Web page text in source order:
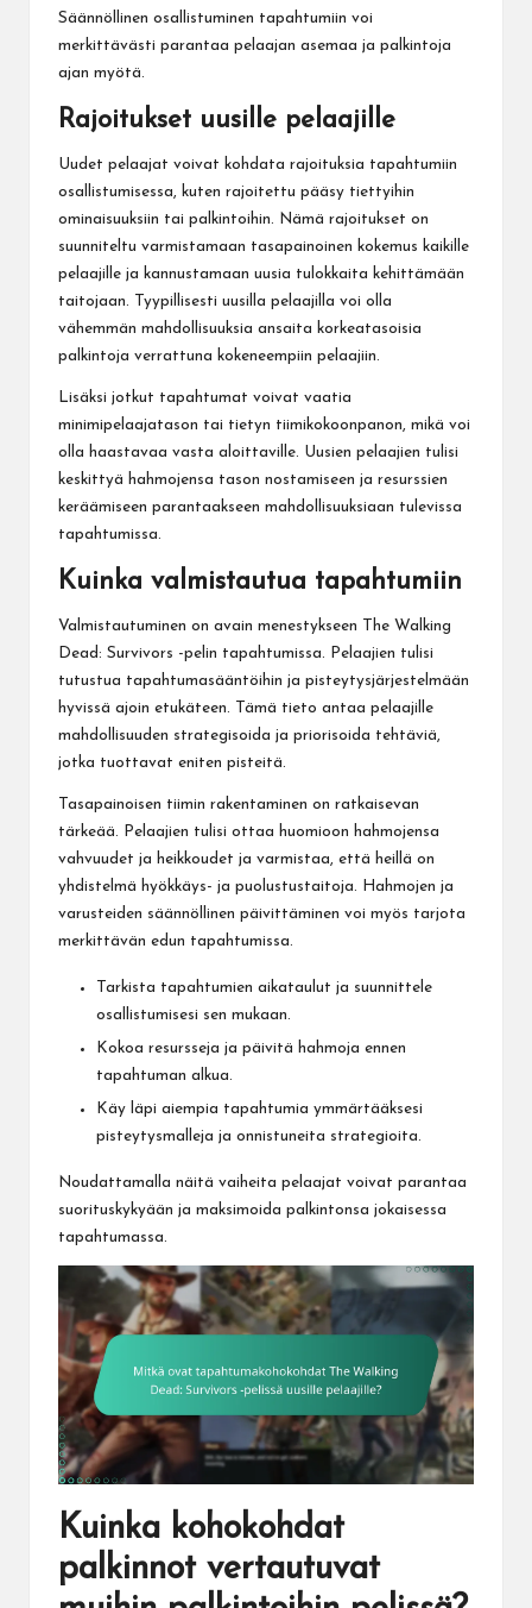
Säännöllinen osallistuminen tapahtumiin voi
merkittävästi parantaa pelaajan asemaa ja palkintoja
ajan myötä.
Rajoitukset uusille pelaajille
Uudet pelaajat voivat kohdata rajoituksia tapahtumiin
osallistumisessa, kuten rajoitettu pääsy tiettyihin
ominaisuuksiin tai palkintoihin. Nämä rajoitukset on
suunniteltu varmistamaan tasapainoinen kokemus kaikille
pelaajille ja kannustamaan uusia tulokkaita kehittämään
taitojaan. Tyypillisesti uusilla pelaajilla voi olla
vähemmän mahdollisuuksia ansaita korkeatasoisia
palkintoja verrattuna kokeneempiin pelaajiin.
Lisäksi jotkut tapahtumat voivat vaatia
minimipelaajatason tai tietyn tiimikokoonpanon, mikä voi
olla haastavaa vasta aloittaville. Uusien pelaajien tulisi
keskittyä hahmojensa tason nostamiseen ja resurssien
keräämiseen parantaakseen mahdollisuuksiaan tulevissa
tapahtumissa.
Kuinka valmistautua tapahtumiin
Valmistautuminen on avain menestykseen The Walking
Dead: Survivors -pelin tapahtumissa. Pelaajien tulisi
tutustua tapahtumasääntöihin ja pisteytysjärjestelmään
hyvissä ajoin etukäteen. Tämä tieto antaa pelaajille
mahdollisuuden strategisoida ja priorisoida tehtäviä,
jotka tuottavat eniten pisteitä.
Tasapainoisen tiimin rakentaminen on ratkaisevan
tärkeää. Pelaajien tulisi ottaa huomioon hahmojensa
vahvuudet ja heikkoudet ja varmistaa, että heillä on
yhdistelmä hyökkäys- ja puolustustaitoja. Hahmojen ja
varusteiden säännöllinen päivittäminen voi myös tarjota
merkittävän edun tapahtumissa.
Tarkista tapahtumien aikataulut ja suunnittele
osallistumisesi sen mukaan.
Kokoa resursseja ja päivitä hahmoja ennen
tapahtuman alkua.
Käy läpi aiempia tapahtumia ymmärtääksesi
pisteytysmalleja ja onnistuneita strategioita.
Noudattamalla näitä vaiheita pelaajat voivat parantaa
suorituskykyään ja maksimoida palkintonsa jokaisessa
tapahtumassa.
Kuinka kohokohdat
palkinnot vertautuvat